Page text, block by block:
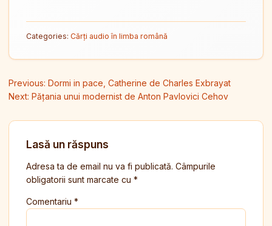
Categories: Cărți audio în limba română
Navigare în articole
Previous: Dormi in pace, Catherine de Charles Exbrayat
Next: Pățania unui modernist de Anton Pavlovici Cehov
Lasă un răspuns
Adresa ta de email nu va fi publicată. Câmpurile
obligatorii sunt marcate cu *
Comentariu *